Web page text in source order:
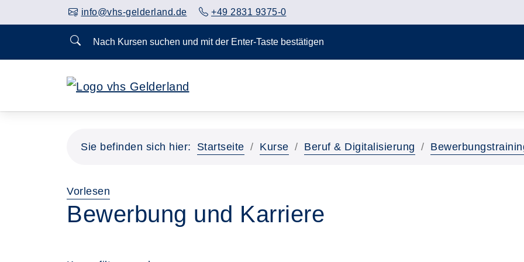
info@vhs-gelderland.de +49 2831 9375-0
Nach Kursen suchen und mit der Enter-Taste bestätigen
Sie befinden sich hier: Startseite Kurse Beruf & Digitalisierung
Vorlesen
Bewerbung und Karriere